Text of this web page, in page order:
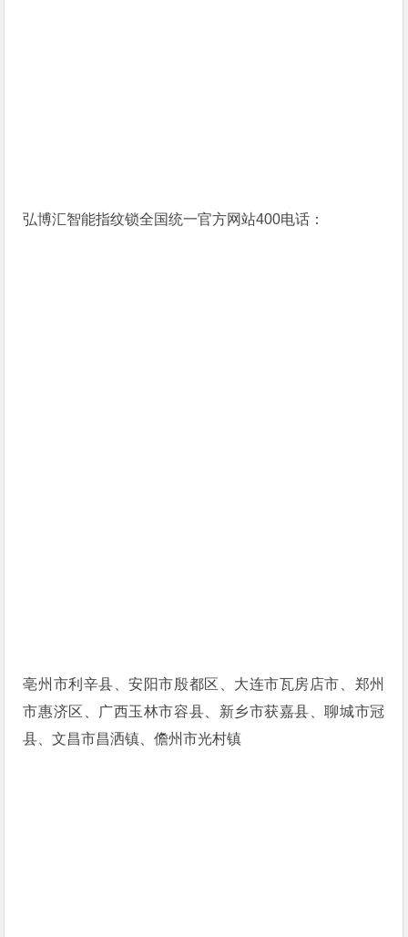
弘博汇智能指纹锁全国统一官方网站400电话：
亳州市利辛县、安阳市殷都区、大连市瓦房店市、郑州
市惠济区、广西玉林市容县、新乡市获嘉县、聊城市冠
县、文昌市昌洒镇、儋州市光村镇